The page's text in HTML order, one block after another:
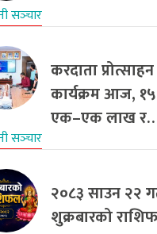
सञ्‍चार
करदाता
कार्यक्रम आज,
एक–एक लाख
सञ्‍चार
२०८३ साउन २२
शुक्रबारको